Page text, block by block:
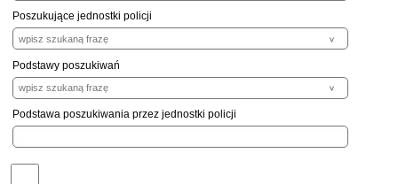
Poszukujące jednostki policji
Podstawy poszukiwań
Podstawa poszukiwania przez jednostki policji